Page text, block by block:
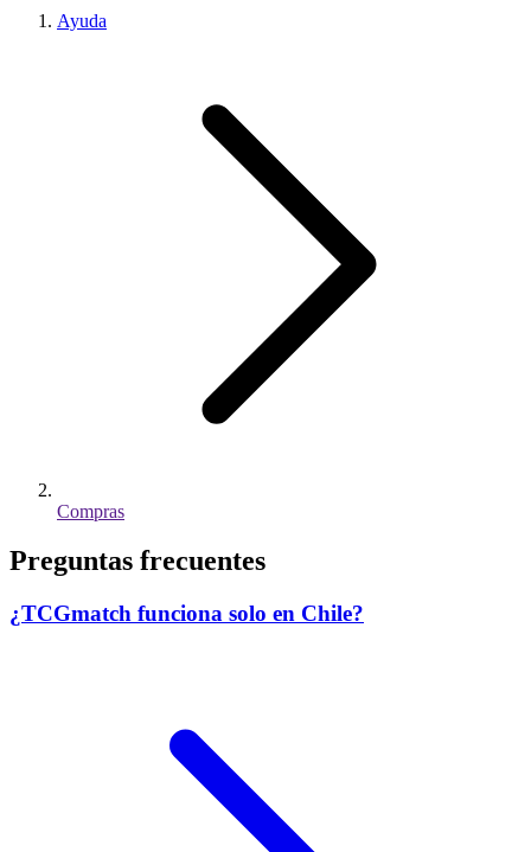
Ayuda
Compras
Preguntas frecuentes
¿TCGmatch funciona solo en Chile?